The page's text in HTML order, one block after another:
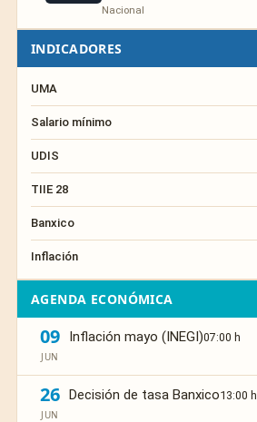
Nacional
INDICADORES
UMA
Salario mínimo
UDIS
TIIE 28
Banxico
Inflación
AGENDA ECONÓMICA
09
JUN
Inflación mayo (INEGI)07:00 h
26
JUN
Decisión de tasa Banxico13:00 h